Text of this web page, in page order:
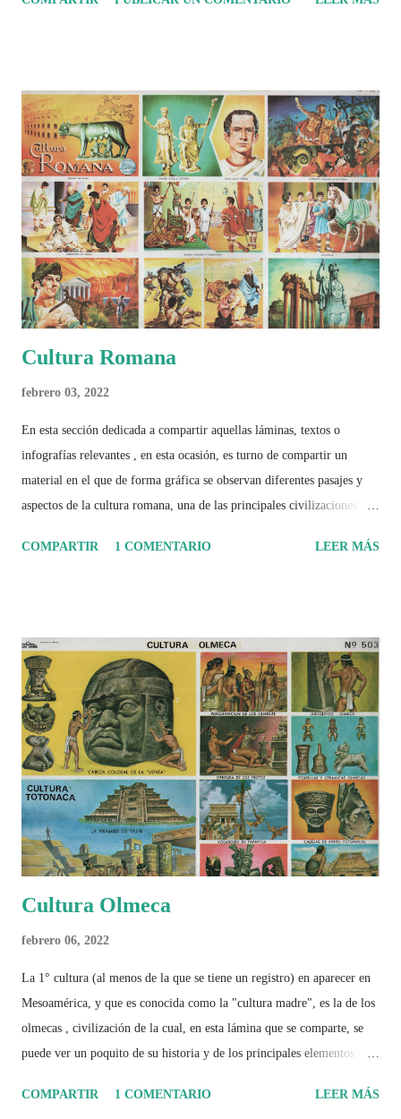
el recorrido de cada selección con infografías inspiradas en la
2026 ¿Un punto de quiebre?" Este especial de Pancracio Deportivo no
busca decir únicamente quién ganó o quién perdió. Busca responder si
este Mundial marcó un antes y un después en la forma de entender el
deporte, la identidad nacional, la globalización, la comercialización y
el papel del fútbol como reflejo de nuestras sociedades . Son 230
páginas de análisis, ilustraciones originales y ...
Cultura Romana
febrero 03, 2022
En esta sección dedicada a compartir aquellas láminas, textos o
infografías relevantes , en esta ocasión, es turno de compartir un
material en el que de forma gráfica se observan diferentes pasajes y
aspectos de la cultura romana, una de las principales civilizaciones que
COMPARTIR
1 COMENTARIO LEER MÁS
Cultura Olmeca
febrero 06, 2022
La 1° cultura (al menos de la que se tiene un registro) en aparecer en
Mesoamérica, y que es conocida como la "cultura madre", es la de los
olmecas , civilización de la cual, en esta lámina que se comparte, se
puede ver un poquito de su historia y de los principales elementos que
COMPARTIR
1 COMENTARIO LEER MÁS